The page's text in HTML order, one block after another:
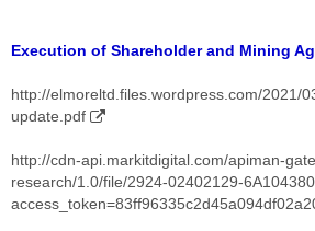
Execution of Shareholder and Mining
http://elmoreltd.files.wordpress.com/2021/
update.pdf
http://cdn-api.markitdigital.com/apiman-
research/1.0/file/2924-02402129-